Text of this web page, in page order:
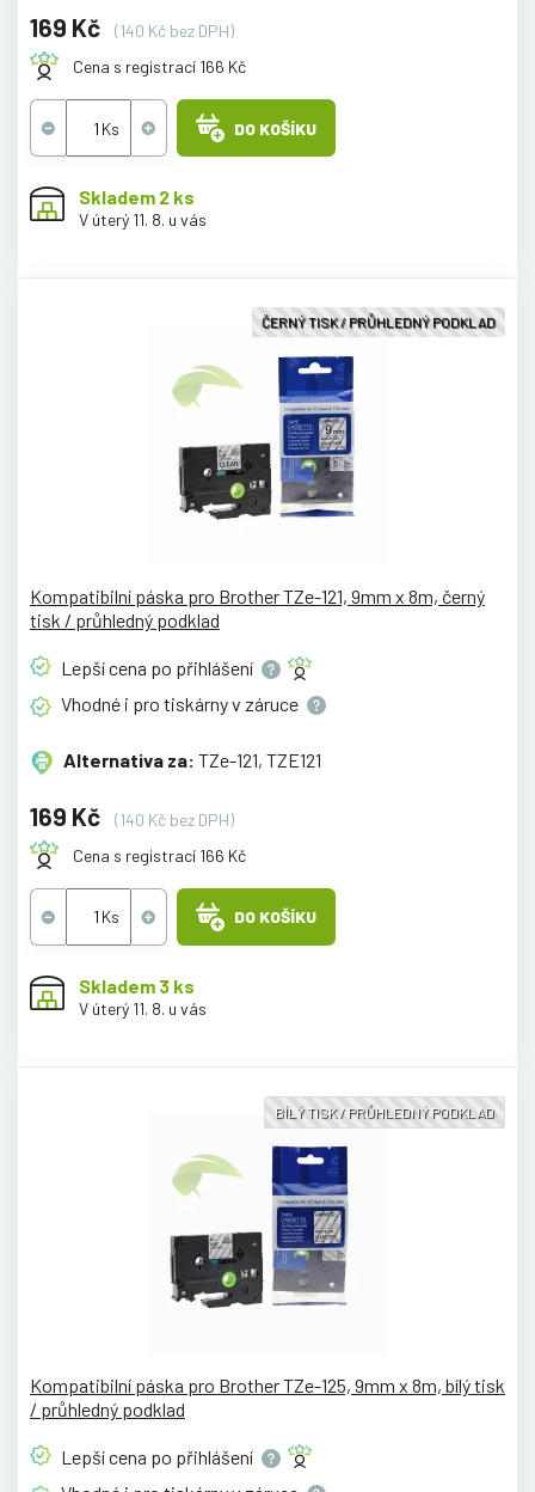
169 Kč
(140 Kč bez DPH)
Cena s registrací 166 Kč
DO KOŠÍKU
Skladem 2 ks
V úterý 11. 8. u vás
ČERNÝ TISK / PRŮHLEDNÝ PODKLAD
Kompatibilní páska pro Brother TZe-121, 9mm x 8m, černý
tisk / průhledný podklad
Lepší cena po přihlášení
Vhodné i pro tiskárny v záruce
Alternativa za: TZe-121, TZE121
169 Kč
(140 Kč bez DPH)
Cena s registrací 166 Kč
DO KOŠÍKU
Skladem 3 ks
V úterý 11. 8. u vás
BÍLÝ TISK / PRŮHLEDNÝ PODKLAD
Kompatibilní páska pro Brother TZe-125, 9mm x 8m, bílý tisk
/ průhledný podklad
Lepší cena po přihlášení